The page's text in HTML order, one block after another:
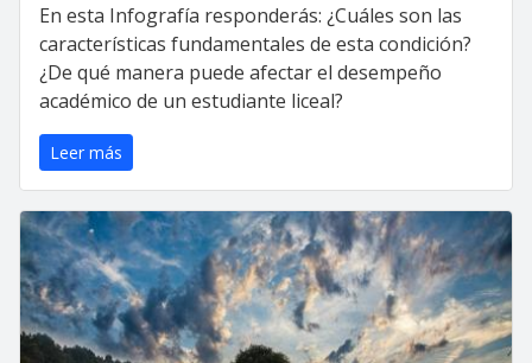
En esta Infografía responderás: ¿Cuáles son las
características fundamentales de esta condición?
¿De qué manera puede afectar el desempeño
académico de un estudiante liceal?
Leer más